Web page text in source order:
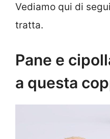
Vediamo qui di
tratta.
Pane e
a questa